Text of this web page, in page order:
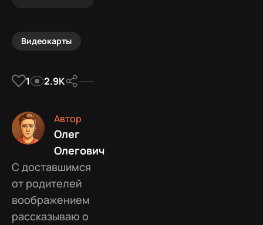
Видеокарты
1 2.9К
Автор
Олег
Олегович
С доставшимся
от родителей
воображением
рассказываю о